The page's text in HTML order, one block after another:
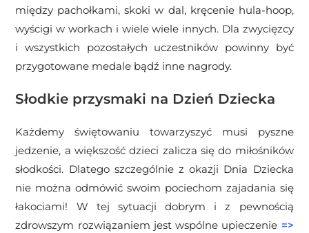
między pachołkami, skoki w dal, kręcenie hula-hoop,
wyścigi w workach i wiele wiele innych. Dla zwycięzcy
i wszystkich pozostałych uczestników powinny być
przygotowane medale bądź inne nagrody.
Słodkie przysmaki na Dzień Dziecka
Każdemy świętowaniu towarzyszyć musi pyszne
jedzenie, a większość dzieci zalicza się do miłośników
słodkości. Dlatego szczególnie z okazji Dnia Dziecka
nie można odmówić swoim pociechom zajadania się
łakociami! W tej sytuacji dobrym i z pewnością
zdrowszym rozwiązaniem jest wspólne upieczenie =>